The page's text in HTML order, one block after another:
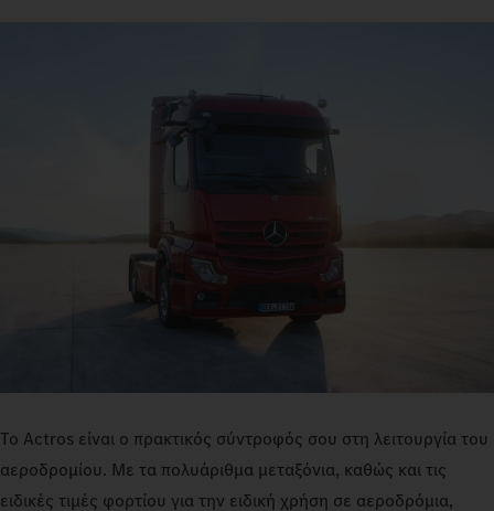
Το Actros είναι ο πρακτικός σύντροφός σου στη λειτουργία του
αεροδρομίου. Με τα πολυάριθμα μεταξόνια, καθώς και τις
ειδικές τιμές φορτίου για την ειδική χρήση σε αεροδρόμια,